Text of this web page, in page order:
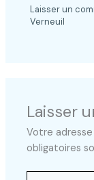
Laisser un
Verneuil
Laisser
Votre
obligatoires